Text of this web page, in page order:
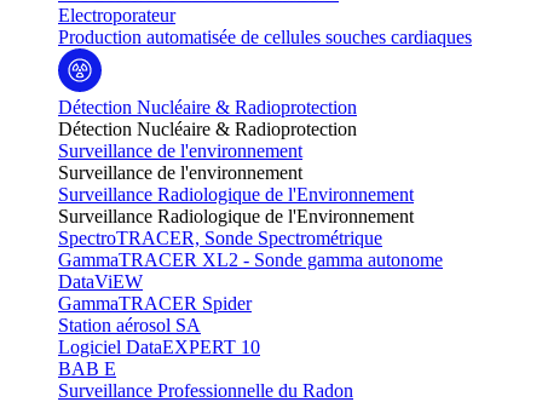
Electroporateur
Production automatisée de cellules souches cardiaques
Détection Nucléaire & Radioprotection
Détection Nucléaire & Radioprotection
Surveillance de l'environnement
Surveillance de l'environnement
Surveillance Radiologique de l'Environnement
Surveillance Radiologique de l'Environnement
SpectroTRACER, Sonde Spectrométrique
GammaTRACER XL2 - Sonde gamma autonome
DataViEW
GammaTRACER Spider
Station aérosol SA
Logiciel DataEXPERT 10
BAB E
Surveillance Professionnelle du Radon